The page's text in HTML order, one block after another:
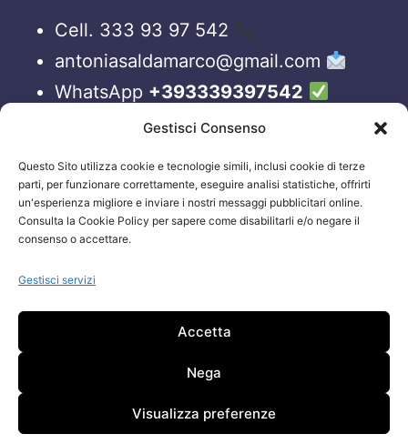
Gestisci Consenso
Questo Sito utilizza cookie e tecnologie simili, inclusi cookie di terze
parti, per funzionare correttamente, eseguire analisi statistiche, offrirti
un'esperienza migliore e inviare i nostri messaggi pubblicitari online.
Consulta la Cookie Policy per sapere come disabilitarli e/o negare il
consenso o accettare.
Gestisci servizi
Accetta
Nega
Visualizza preferenze
Cell. 333 93 97 542
antoniasaldamarco@gmail.com
WhatsApp +393339397542
ORARI APERTURA UFFICI
Lun-Ven 09:00 – 19:00
Siamo sempre attivi e online sui nostri social.
Non esiti a contattarci, anche fuori gli orari
sopraelencati via email.
Attenzione: Si riceve solo su appuntamento.